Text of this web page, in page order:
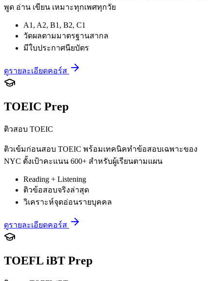
พูด อ่าน เขียน เหมาะทุกเพศทุกวัย
A1, A2, B1, B2, C1
วัดผลตามมาตรฐานสากล
มีใบประกาศนียบัตร
ดูรายละเอียดคอร์ส
TOEIC Prep
ติวสอบ TOEIC
ติวเข้มก่อนสอบ TOEIC พร้อมเทคนิคทำข้อสอบเฉพาะของ
NYC ตั้งเป้าคะแนน 600+ สำหรับผู้เรียนตามแผน
Reading + Listening
ติวข้อสอบจริงล่าสุด
วิเคราะห์จุดอ่อนรายบุคคล
ดูรายละเอียดคอร์ส
TOEFL iBT Prep